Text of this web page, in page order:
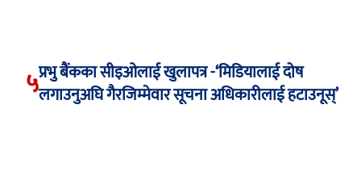
५प्रभु बैंकका सीइओलाई खुलापत्र -‘मिडियालाई दोष
लगाउनुअघि गैरजिम्मेवार सूचना अधिकारीलाई हटाउनूस्’